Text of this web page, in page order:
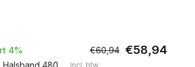
4% €60,94 €58,94
Halsband 480 Incl. btw